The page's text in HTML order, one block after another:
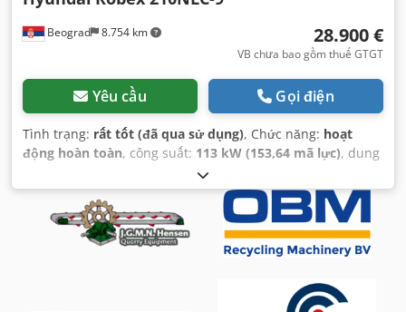
Beograd 8.754 km 28.900 €
VB chưa bao gồm thuế GTGT
Yêu cầu Gọi điện
Tình trạng: rất tốt (đã qua sử dụng), Chức năng: hoạt
động hoàn toàn, công suất: 113 kW (153,64 mã lực), dung
, Năm sản xuất:
tiện:HHKHZ603CC0000100,